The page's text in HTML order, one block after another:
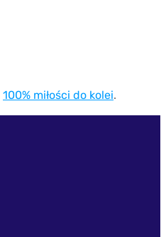
100% miłości do kolei.